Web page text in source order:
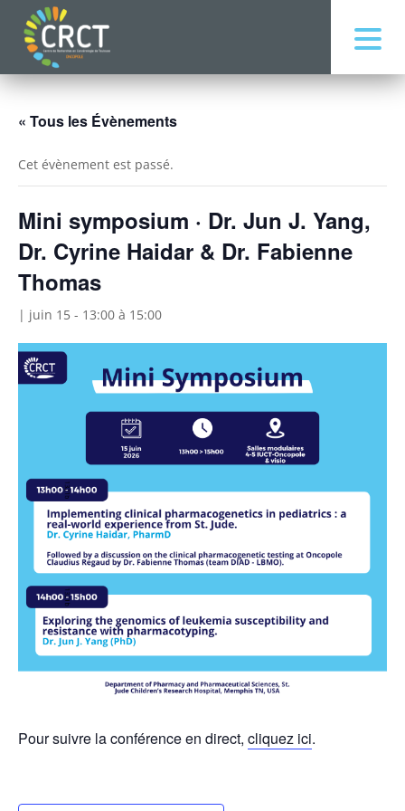
« Tous les Évènements
Cet évènement est passé.
Mini symposium · Dr. Jun J. Yang,
Dr. Cyrine Haidar & Dr. Fabienne
Thomas
| juin 15 - 13:00 à 15:00
Pour suivre la conférence en direct, cliquez ici.